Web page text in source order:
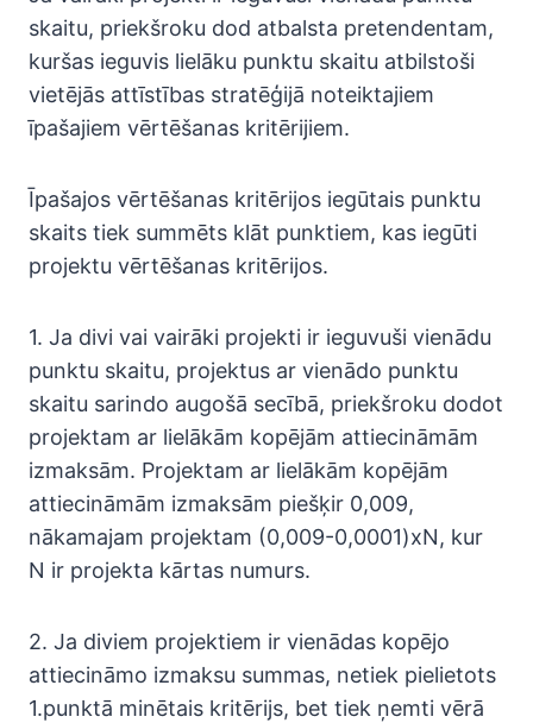
skaitu, priekšroku dod atbalsta pretendentam,
kuršas ieguvis lielāku punktu skaitu atbilstoši
vietējās attīstības stratēģijā noteiktajiem
īpašajiem vērtēšanas kritērijiem.
Īpašajos vērtēšanas kritērijos iegūtais punktu
skaits tiek summēts klāt punktiem, kas iegūti
projektu vērtēšanas kritērijos.
1. Ja divi vai vairāki projekti ir ieguvuši vienādu
punktu skaitu, projektus ar vienādo punktu
skaitu sarindo augošā secībā, priekšroku dodot
projektam ar lielākām kopējām attiecināmām
izmaksām. Projektam ar lielākām kopējām
attiecināmām izmaksām piešķir 0,009,
nākamajam projektam (0,009-0,0001)xN, kur
N ir projekta kārtas numurs.
2. Ja diviem projektiem ir vienādas kopējo
attiecināmo izmaksu summas, netiek pielietots
1.punktā minētais kritērijs, bet tiek ņemti vērā